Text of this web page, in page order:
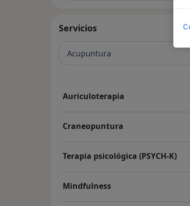
Servicios
Acupuntura
Auriculoterapia
Craneopuntura
Terapia psicológica (PSYCH-K)
Mindfulness